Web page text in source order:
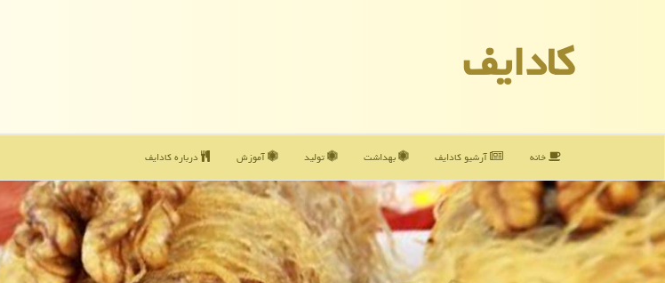
كادایف
خانه آرشیو كادایف بهداشت تولید آموزش درباره كادایف